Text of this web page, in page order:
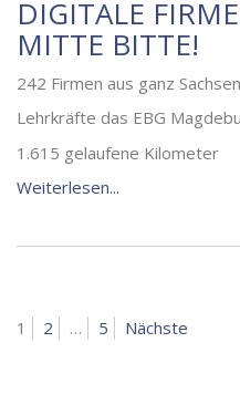
DIGITALE
MITTE BITTE!
242 Firmen aus ganz
Lehrkräfte das EBG
1.615 gelaufene Kilometer
Weiterlesen...
Seite
1 Seite
2 … Seite
5 Nächste